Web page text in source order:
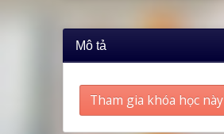
Mô tả
Tham gia khóa học này